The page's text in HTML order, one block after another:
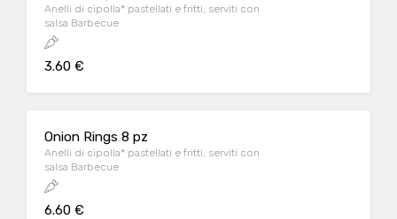
Anelli di cipolla* pastellati e fritti, serviti con
salsa Barbecue
3.60 €
Onion Rings 8 pz
Anelli di cipolla* pastellati e fritti, serviti con
salsa Barbecue
6.60 €